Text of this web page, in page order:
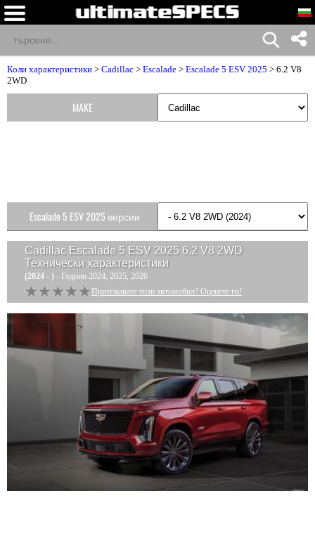
Коли характеристики > Cadillac > Escalade > Escalade 5 ESV 2025 > 6.2 V8
2WD
Cadillac Escalade 5 ESV 2025 6.2 V8 2WD
Технически характеристики
(2024 - ) - Години 2024, 2025, 2026
★★★★★
★★★★★ Притежавате този автомобил? Оценете го!
MAKE
Escalade 5 ESV 2025 версии